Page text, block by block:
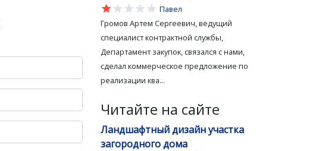
star
star
star
star
star
Павел
Громов Артем Сергеевич, ведущий
специалист контрактной службы,
Департамент закупок, связался с нами,
сделал коммерческое предложение по
реализации ква...
Читайте на сайте
Ландшафтный дизайн участка
загородного дома